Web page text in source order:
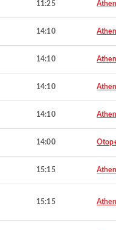
11:25
14:10
14:10
14:10
14:10
14:00
15:15
15:15